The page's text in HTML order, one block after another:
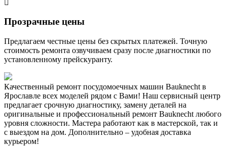
Прозрачные цены
Предлагаем честные цены без скрытых платежей. Точную
стоимость ремонта озвучиваем сразу после диагностики по
установленному прейскуранту.
Качественный ремонт посудомоечных машин Bauknecht в
Ярославле всех моделей рядом с Вами! Наш сервисный центр
предлагает срочную диагностику, замену деталей на
оригинальные и профессиональный ремонт Bauknecht любого
уровня сложности. Мастера работают как в мастерской, так и
с выездом на дом. Дополнительно – удобная доставка
курьером!